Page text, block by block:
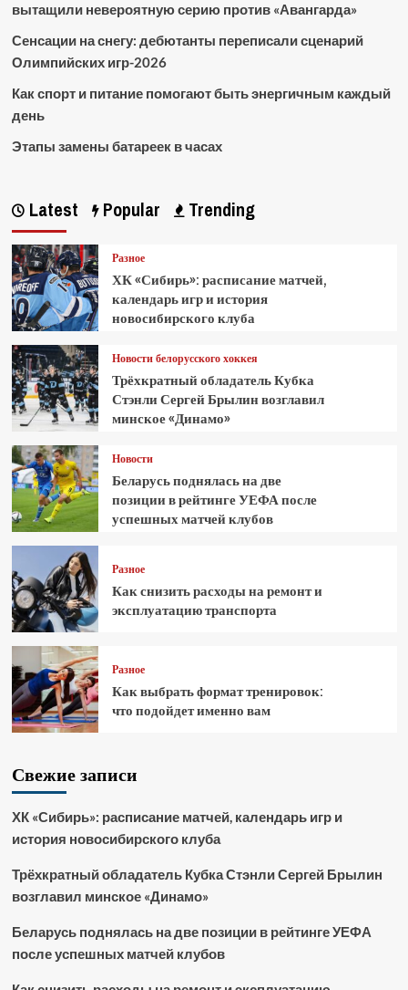
вытащили невероятную серию против «Авангарда»
Сенсации на снегу: дебютанты переписали сценарий
Олимпийских игр-2026
Как спорт и питание помогают быть энергичным каждый
день
Этапы замены батареек в часах
Latest Popular Trending
Разное
ХК «Сибирь»: расписание матчей,
календарь игр и история
новосибирского клуба
Новости белорусского хоккея
Трёхкратный обладатель Кубка
Стэнли Сергей Брылин возглавил
минское «Динамо»
Новости
Беларусь поднялась на две
позиции в рейтинге УЕФА после
успешных матчей клубов
Разное
Как снизить расходы на ремонт и
эксплуатацию транспорта
Разное
Как выбрать формат тренировок:
что подойдет именно вам
Свежие записи
ХК «Сибирь»: расписание матчей, календарь игр и
история новосибирского клуба
Трёхкратный обладатель Кубка Стэнли Сергей Брылин
возглавил минское «Динамо»
Беларусь поднялась на две позиции в рейтинге УЕФА
после успешных матчей клубов